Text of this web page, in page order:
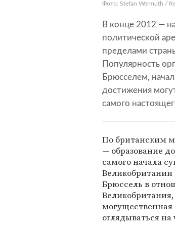
Фото: Stefan Wermuth /
В конце 2012 —
политической
пределами
Популярность
Брюсселем,
достижения
самого
По британским
— образование
самого начала
Великобритании
Брюссель в
оглядываться